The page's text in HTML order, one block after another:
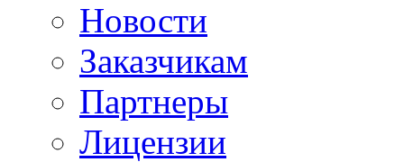
Новости
Заказчикам
Партнеры
Лицензии